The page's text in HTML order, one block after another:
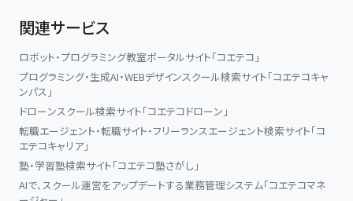
関連サービス
ロボット・プログラミング教室ポータルサイト「コエテコ」
プログラミング・生成AI・WEBデザインスクール検索サイト「コエテコキャ
ンパス」
ドローンスクール検索サイト「コエテコドローン」
転職エージェント・転職サイト・フリーランスエージェント検索サイト「コ
エテコキャリア」
塾・学習塾検索サイト「コエテコ塾さがし」
AIで、スクール運営をアップデートする業務管理システム「コエテコマネ